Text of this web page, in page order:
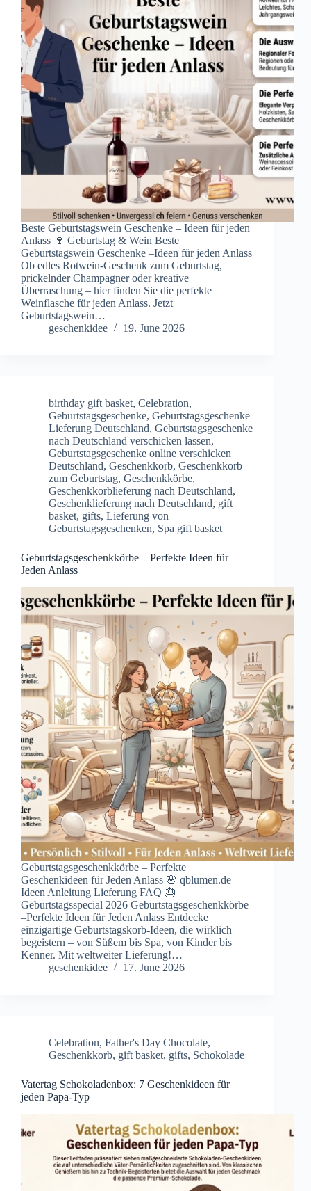
Beste Geburtstagswein Geschenke – Ideen für jeden
Anlass 🍷 Geburtstag & Wein Beste
Geburtstagswein Geschenke –Ideen für jeden Anlass
Ob edles Rotwein-Geschenk zum Geburtstag,
prickelnder Champagner oder kreative
Überraschung – hier finden Sie die perfekte
Weinflasche für jeden Anlass. Jetzt
Geburtstagswein…
geschenkidee
19. June 2026
birthday gift basket, Celebration,
Geburtstagsgeschenke, Geburtstagsgeschenke
Lieferung Deutschland, Geburtstagsgeschenke
nach Deutschland verschicken lassen,
Geburtstagsgeschenke online verschicken
Deutschland, Geschenkkorb, Geschenkkorb
zum Geburtstag, Geschenkkörbe,
Geschenkkorblieferung nach Deutschland,
Geschenklieferung nach Deutschland, gift
basket, gifts, Lieferung von
Geburtstagsgeschenken, Spa gift basket
Geburtstagsgeschenkkörbe – Perfekte Ideen für
Jeden Anlass
Geburtstagsgeschenkkörbe – Perfekte
Geschenkideen für Jeden Anlass 🌸 qblumen.de
Ideen Anleitung Lieferung FAQ 🎂
Geburtstagsspecial 2026 Geburtstagsgeschenkkörbe
–Perfekte Ideen für Jeden Anlass Entdecke
einzigartige Geburtstagskorb-Ideen, die wirklich
begeistern – von Süßem bis Spa, von Kinder bis
Kenner. Mit weltweiter Lieferung!…
geschenkidee
17. June 2026
Celebration, Father's Day Chocolate,
Geschenkkorb, gift basket, gifts, Schokolade
Vatertag Schokoladenbox: 7 Geschenkideen für
jeden Papa-Typ